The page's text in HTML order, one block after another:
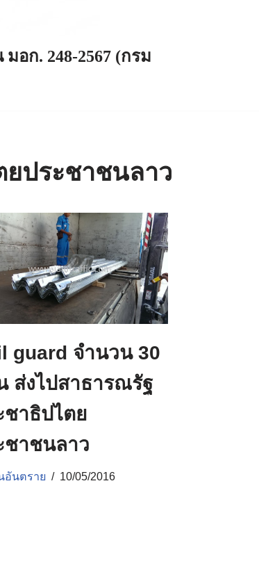
อก. 248-2567 (กรม
ประชาชนลาว
guard จำนวน 30
ส่งไปสาธารณรัฐ
ชาธิปไตย
ชาชนลาว
อันตราย 10/05/2016